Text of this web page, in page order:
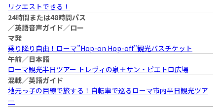
リクエストできる！
24時間または48時間パス
／英語音声ガイド／ロー
マ発
乗り降り自由！ローマ”Hop-on Hop-off”観光バスチケット
午前／日本語
ローマ観光半日ツアー トレヴィの泉＋サン・ピエトロ広場
混載／英語ガイド
地元っ子の目線で旅する！自転車で巡るローマ市内半日観光ツア
ー